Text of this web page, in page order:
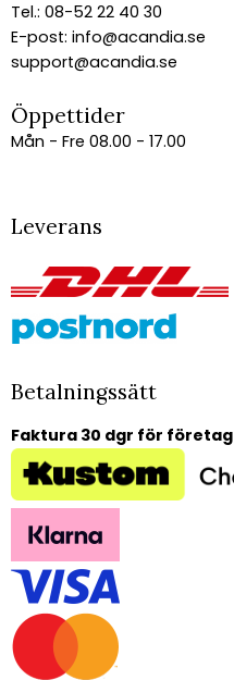
Tel.: 08-52 22 40 30
E-post: info@acandia.se
support@acandia.se
Öppettider
Mån - Fre 08.00 - 17.00
Leverans
Betalningssätt
Faktura 30 dgr för företag